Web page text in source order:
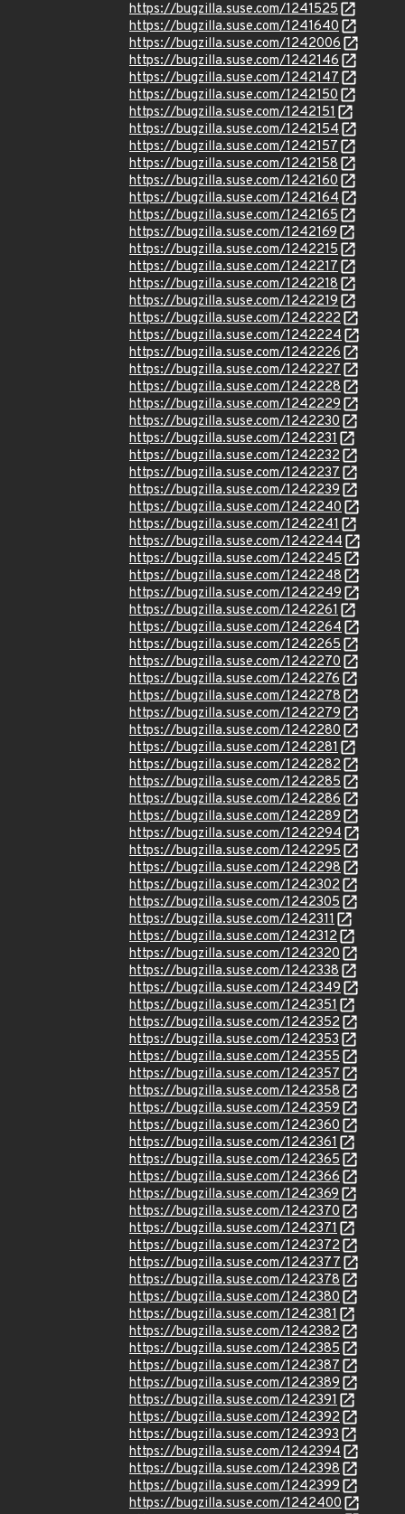
https://bugzilla.suse.com/1241525
https://bugzilla.suse.com/1241640
https://bugzilla.suse.com/1242006
https://bugzilla.suse.com/1242146
https://bugzilla.suse.com/1242147
https://bugzilla.suse.com/1242150
https://bugzilla.suse.com/1242151
https://bugzilla.suse.com/1242154
https://bugzilla.suse.com/1242157
https://bugzilla.suse.com/1242158
https://bugzilla.suse.com/1242160
https://bugzilla.suse.com/1242164
https://bugzilla.suse.com/1242165
https://bugzilla.suse.com/1242169
https://bugzilla.suse.com/1242215
https://bugzilla.suse.com/1242217
https://bugzilla.suse.com/1242218
https://bugzilla.suse.com/1242219
https://bugzilla.suse.com/1242222
https://bugzilla.suse.com/1242224
https://bugzilla.suse.com/1242226
https://bugzilla.suse.com/1242227
https://bugzilla.suse.com/1242228
https://bugzilla.suse.com/1242229
https://bugzilla.suse.com/1242230
https://bugzilla.suse.com/1242231
https://bugzilla.suse.com/1242232
https://bugzilla.suse.com/1242237
https://bugzilla.suse.com/1242239
https://bugzilla.suse.com/1242240
https://bugzilla.suse.com/1242241
https://bugzilla.suse.com/1242244
https://bugzilla.suse.com/1242245
https://bugzilla.suse.com/1242248
https://bugzilla.suse.com/1242249
https://bugzilla.suse.com/1242261
https://bugzilla.suse.com/1242264
https://bugzilla.suse.com/1242265
https://bugzilla.suse.com/1242270
https://bugzilla.suse.com/1242276
https://bugzilla.suse.com/1242278
https://bugzilla.suse.com/1242279
https://bugzilla.suse.com/1242280
https://bugzilla.suse.com/1242281
https://bugzilla.suse.com/1242282
https://bugzilla.suse.com/1242285
https://bugzilla.suse.com/1242286
https://bugzilla.suse.com/1242289
https://bugzilla.suse.com/1242294
https://bugzilla.suse.com/1242295
https://bugzilla.suse.com/1242298
https://bugzilla.suse.com/1242302
https://bugzilla.suse.com/1242305
https://bugzilla.suse.com/1242311
https://bugzilla.suse.com/1242312
https://bugzilla.suse.com/1242320
https://bugzilla.suse.com/1242338
https://bugzilla.suse.com/1242349
https://bugzilla.suse.com/1242351
https://bugzilla.suse.com/1242352
https://bugzilla.suse.com/1242353
https://bugzilla.suse.com/1242355
https://bugzilla.suse.com/1242357
https://bugzilla.suse.com/1242358
https://bugzilla.suse.com/1242359
https://bugzilla.suse.com/1242360
https://bugzilla.suse.com/1242361
https://bugzilla.suse.com/1242365
https://bugzilla.suse.com/1242366
https://bugzilla.suse.com/1242369
https://bugzilla.suse.com/1242370
https://bugzilla.suse.com/1242371
https://bugzilla.suse.com/1242372
https://bugzilla.suse.com/1242377
https://bugzilla.suse.com/1242378
https://bugzilla.suse.com/1242380
https://bugzilla.suse.com/1242381
https://bugzilla.suse.com/1242382
https://bugzilla.suse.com/1242385
https://bugzilla.suse.com/1242387
https://bugzilla.suse.com/1242389
https://bugzilla.suse.com/1242391
https://bugzilla.suse.com/1242392
https://bugzilla.suse.com/1242393
https://bugzilla.suse.com/1242394
https://bugzilla.suse.com/1242398
https://bugzilla.suse.com/1242399
https://bugzilla.suse.com/1242400